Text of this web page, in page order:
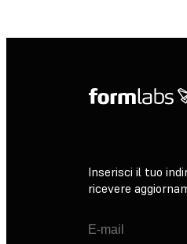
Inserisci il tuo
ricevere